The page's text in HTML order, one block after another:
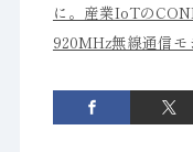
に。産業IoTの
920MHz無線通信モ